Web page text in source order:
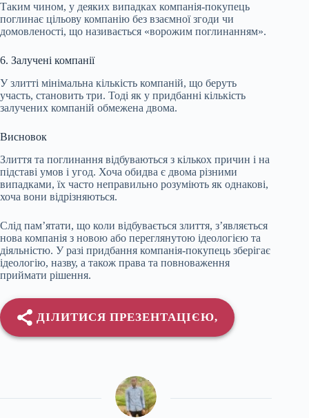
Таким чином, у деяких випадках компанія-покупець
поглинає цільову компанію без взаємної згоди чи
домовленості, що називається «ворожим поглинанням».
6. Залучені компанії
У злитті мінімальна кількість компаній, що беруть
участь, становить три. Тоді як у придбанні кількість
залучених компаній обмежена двома.
Висновок
Злиття та поглинання відбуваються з кількох причин і на
підставі умов і угод. Хоча обидва є двома різними
випадками, їх часто неправильно розуміють як однакові,
хоча вони відрізняються.
Слід пам’ятати, що коли відбувається злиття, з’являється
нова компанія з новою або переглянутою ідеологією та
діяльністю. У разі придбання компанія-покупець зберігає
ідеологію, назву, а також права та повноваження
приймати рішення.
ДІЛИТИСЯ ПРЕЗЕНТАЦІЄЮ,